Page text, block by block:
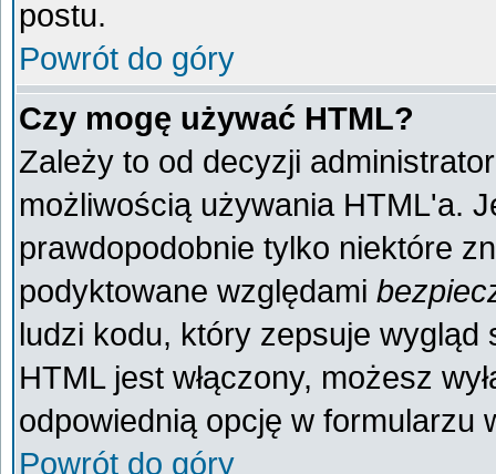
postu.
Powrót do góry
Czy mogę używać HTML?
Zależy to od decyzji
możliwością używania HTML'a.
prawdopodobnie tylko niektóre
podyktowane względami
ludzi kodu, który zepsuje wygląd
HTML jest włączony, możesz
odpowiednią opcję w formularzu
Powrót do góry